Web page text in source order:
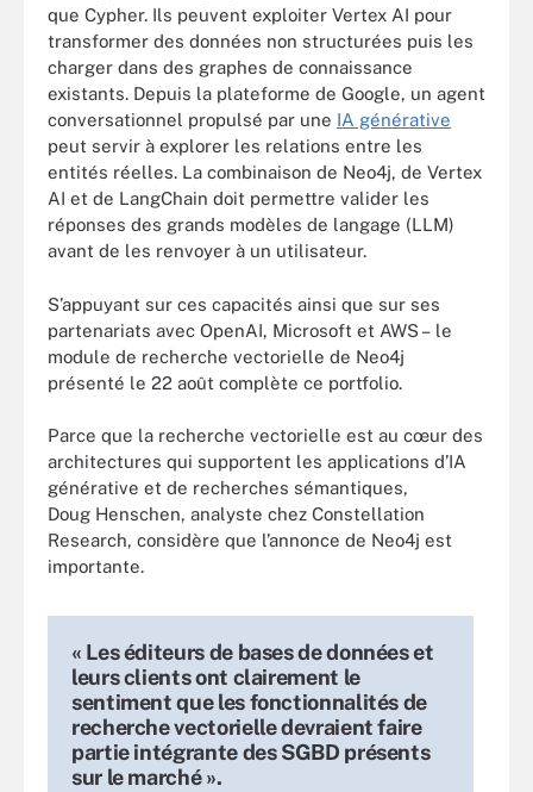
que Cypher. Ils peuvent exploiter Vertex AI pour
transformer des données non structurées puis les
charger dans des graphes de connaissance
existants. Depuis la plateforme de Google, un agent
conversationnel propulsé par une IA générative
peut servir à explorer les relations entre les
entités réelles. La combinaison de Neo4j, de Vertex
AI et de LangChain doit permettre valider les
réponses des grands modèles de langage (LLM)
avant de les renvoyer à un utilisateur.
S’appuyant sur ces capacités ainsi que sur ses
partenariats avec OpenAI, Microsoft et AWS – le
module de recherche vectorielle de Neo4j
présenté le 22 août complète ce portfolio.
Parce que la recherche vectorielle est au cœur des
architectures qui supportent les applications d’IA
générative et de recherches sémantiques,
Doug Henschen, analyste chez Constellation
Research, considère que l’annonce de Neo4j est
importante.
« Les éditeurs de bases de données et
leurs clients ont clairement le
sentiment que les fonctionnalités de
recherche vectorielle devraient faire
partie intégrante des SGBD présents
sur le marché ».